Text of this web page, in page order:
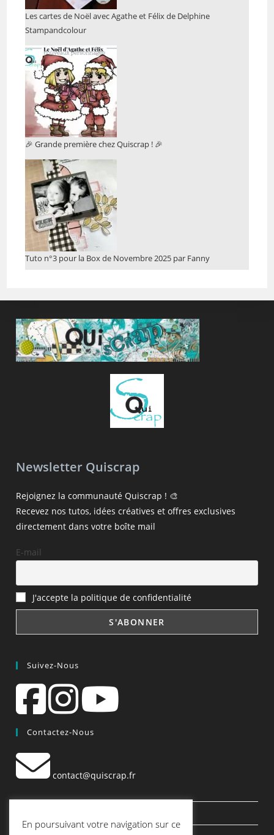
Les cartes de Noël avec Agathe et Félix de Delphine
Stampandcolour
🎉 Grande première chez Quiscrap ! 🎉
Tuto n°3 pour la Box de Novembre 2025 par Fanny
Newsletter Quiscrap
Rejoignez la communauté Quiscrap ! 🎨
Recevez nos tutos, idées créatives et offres exclusives
directement dans votre boîte mail
E-mail
J'accepte la politique de confidentialité
Suivez-Nous
Contactez-Nous
contact@quiscrap.fr
En poursuivant votre navigation sur ce